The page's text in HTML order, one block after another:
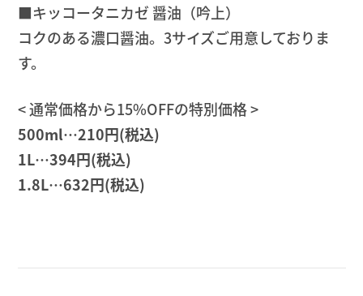
■キッコータニカゼ 醤油（吟上）
コクのある濃口醤油。3サイズご用意しておりま
す。
< 通常価格から15%OFFの特別価格 >
500ml…210円(税込)
1L…394円(税込)
1.8L…632円(税込)